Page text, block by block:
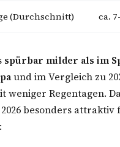
(Durchschnitt) ca.
spürbar milder als im
und im Vergleich zu
weniger Regentagen.
besonders attraktiv